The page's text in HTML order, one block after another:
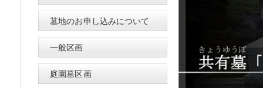
墓地のお申し込みについて
一般区画
庭園墓区画